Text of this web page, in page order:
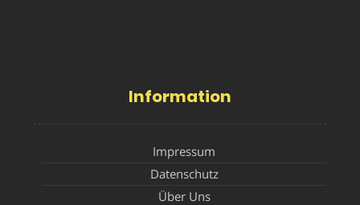
Information
Impressum
Datenschutz
Über Uns